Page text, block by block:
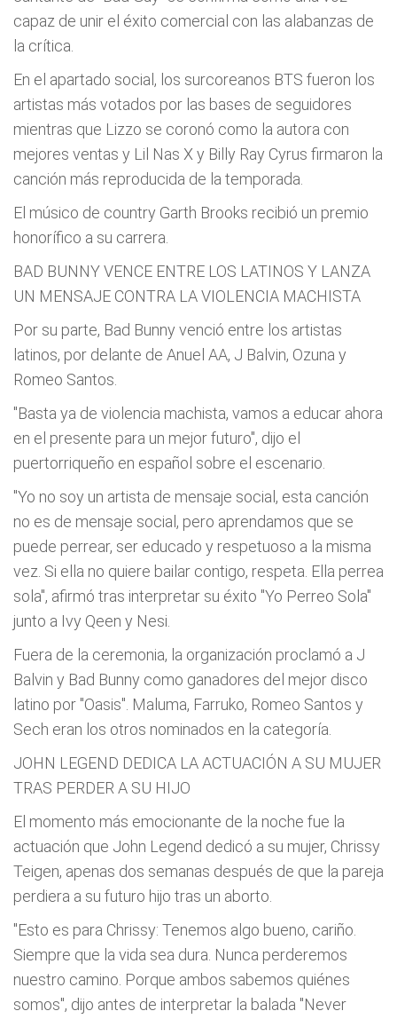
capaz de unir el éxito comercial con las alabanzas de
la crítica.
En el apartado social, los surcoreanos BTS fueron los
artistas más votados por las bases de seguidores
mientras que Lizzo se coronó como la autora con
mejores ventas y Lil Nas X y Billy Ray Cyrus firmaron la
canción más reproducida de la temporada.
El músico de country Garth Brooks recibió un premio
honorífico a su carrera.
BAD BUNNY VENCE ENTRE LOS LATINOS Y LANZA
UN MENSAJE CONTRA LA VIOLENCIA MACHISTA
Por su parte, Bad Bunny venció entre los artistas
latinos, por delante de Anuel AA, J Balvin, Ozuna y
Romeo Santos.
"Basta ya de violencia machista, vamos a educar ahora
en el presente para un mejor futuro", dijo el
puertorriqueño en español sobre el escenario.
"Yo no soy un artista de mensaje social, esta canción
no es de mensaje social, pero aprendamos que se
puede perrear, ser educado y respetuoso a la misma
vez. Si ella no quiere bailar contigo, respeta. Ella perrea
sola", afirmó tras interpretar su éxito "Yo Perreo Sola"
junto a Ivy Qeen y Nesi.
Fuera de la ceremonia, la organización proclamó a J
Balvin y Bad Bunny como ganadores del mejor disco
latino por "Oasis". Maluma, Farruko, Romeo Santos y
Sech eran los otros nominados en la categoría.
JOHN LEGEND DEDICA LA ACTUACIÓN A SU MUJER
TRAS PERDER A SU HIJO
El momento más emocionante de la noche fue la
actuación que John Legend dedicó a su mujer, Chrissy
Teigen, apenas dos semanas después de que la pareja
perdiera a su futuro hijo tras un aborto.
"Esto es para Chrissy: Tenemos algo bueno, cariño.
Siempre que la vida sea dura. Nunca perderemos
nuestro camino. Porque ambos sabemos quiénes
somos", dijo antes de interpretar la balada "Never